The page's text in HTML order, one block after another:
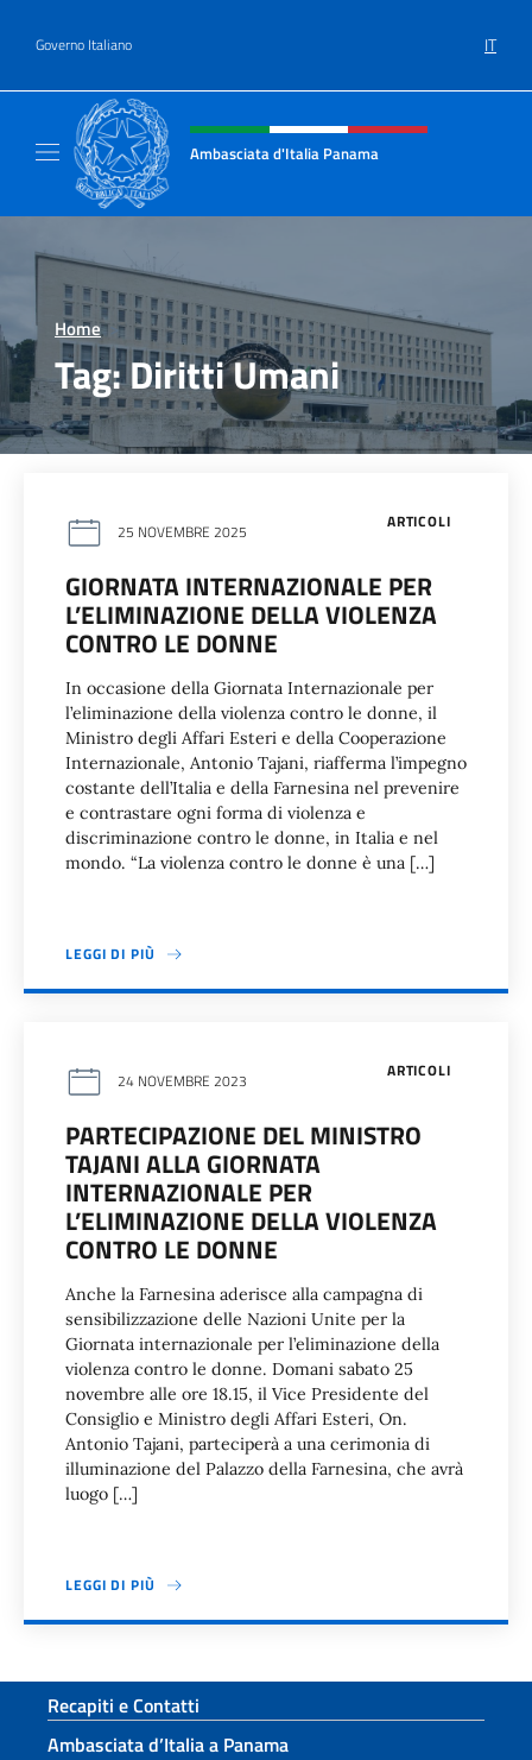
Governo Italiano IT
Intestazione sito, social e menù
Ambasciata d'Italia Panama
Home >
Tag:Diritti Umani
ARTICOLI
25 NOVEMBRE 2025
GIORNATA INTERNAZIONALE PER
L’ELIMINAZIONE DELLA VIOLENZA
CONTRO LE DONNE
In occasione della Giornata Internazionale per
l’eliminazione della violenza contro le donne, il
Ministro degli Affari Esteri e della Cooperazione
Internazionale, Antonio Tajani, riafferma l’impegno
costante dell’Italia e della Farnesina nel prevenire
e contrastare ogni forma di violenza e
discriminazione contro le donne, in Italia e nel
mondo. “La violenza contro le donne è una […]
LEGGI DI PIÙ
ARTICOLI
24 NOVEMBRE 2023
PARTECIPAZIONE DEL MINISTRO
TAJANI ALLA GIORNATA
INTERNAZIONALE PER
L’ELIMINAZIONE DELLA VIOLENZA
CONTRO LE DONNE
Anche la Farnesina aderisce alla campagna di
sensibilizzazione delle Nazioni Unite per la
Giornata internazionale per l’eliminazione della
violenza contro le donne. Domani sabato 25
novembre alle ore 18.15, il Vice Presidente del
Consiglio e Ministro degli Affari Esteri, On.
Antonio Tajani, parteciperà a una cerimonia di
illuminazione del Palazzo della Farnesina, che avrà
luogo […]
LEGGI DI PIÙ
Paginazione
Sezione footer
Recapiti e Contatti
Ambasciata d’Italia a Panama